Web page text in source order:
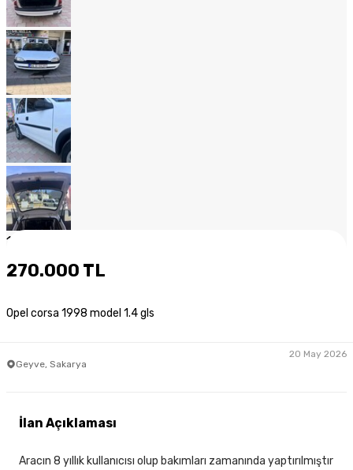
1
270.000 TL
Opel corsa 1998 model 1.4 gls
Geyve, Sakarya
20 May 2026
İlan Açıklaması
Aracın 8 yıllık kullanıcısı olup bakımları zamanında yaptırılmıştır